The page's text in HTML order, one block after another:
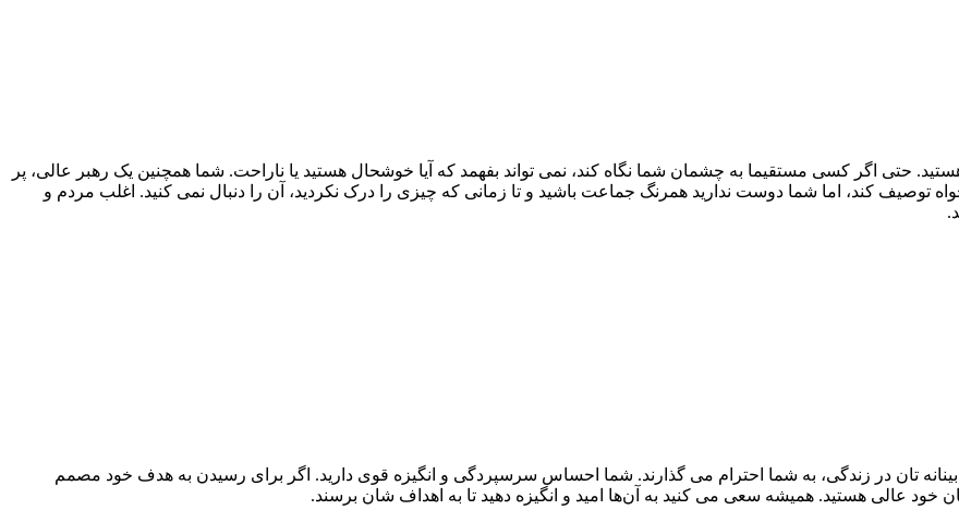
حتی اگر کسی مستقیما به چشمان شما نگاه کند، نمی تواند بفهمد که آیا خوشحال هستید یا ناراحت. شما همچنین یک رهبر عالی، پر
کند، اما شما دوست ندارید همرنگ جماعت باشید و تا زمانی که چیزی را درک نکردید، آن را دنبال نمی کنید. اغلب مردم و
تان در زندگی، به شما احترام می گذارند. شما احساس سرسپردگی و انگیزه قوی دارید. اگر برای رسیدن به هدف خود مصمم
خود عالی هستید. همیشه سعی می کنید به آن‌ها امید و انگیزه دهید تا به اهداف شان برسند.